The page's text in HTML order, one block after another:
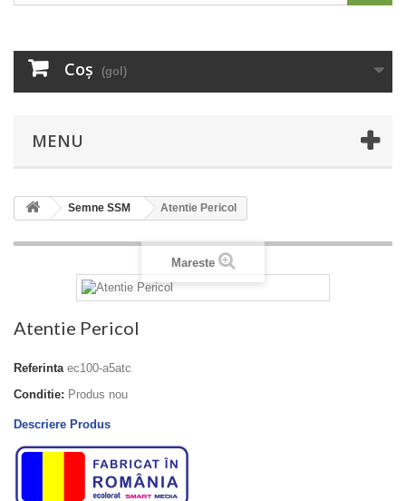
Coş (gol)
MENU
Semne SSM Atentie Pericol
Mareste
Atentie Pericol
Referinta ec100-a5atc
Conditie: Produs nou
Descriere Produs